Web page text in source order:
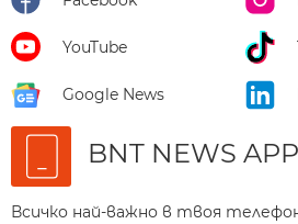
YouTube
Google News
BNT NEWS APP
Всичко най-важно в твоя